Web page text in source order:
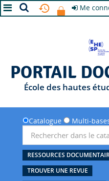
Me
PORTAIL
École des hautes
Catalogue Multi-
RESSOURCES
TROUVER UNE REVUE